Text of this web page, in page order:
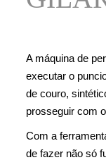
A máquina de
executar o
de couro,
prosseguir com
Com a
de fazer não só